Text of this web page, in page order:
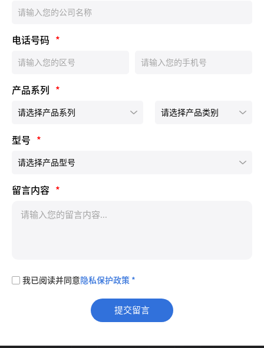
电话号码 *
产品系列 *
型号 *
留言内容 *
我已阅读并同意 隐私保护政策 *